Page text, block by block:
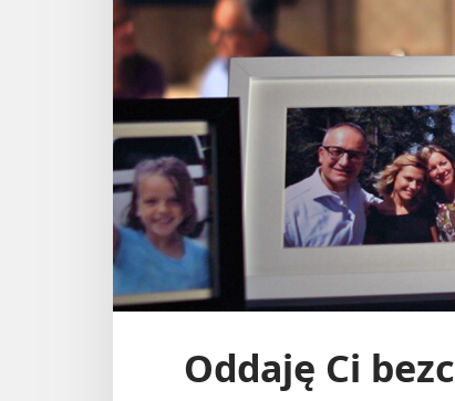
Oddaję Ci